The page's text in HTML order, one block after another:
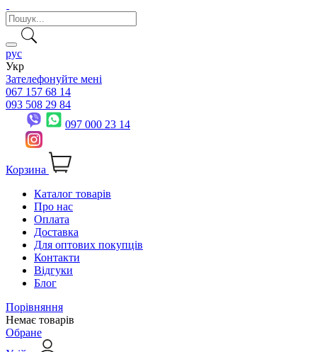
рус
Укр
Зателефонуйте мені
067 157 68 14
093 508 29 84
097 000 23 14
Корзина
Каталог товарів
Про нас
Оплата
Доставка
Для оптових покупців
Контакти
Відгуки
Блог
Порівняння
Немає товарів
Обране